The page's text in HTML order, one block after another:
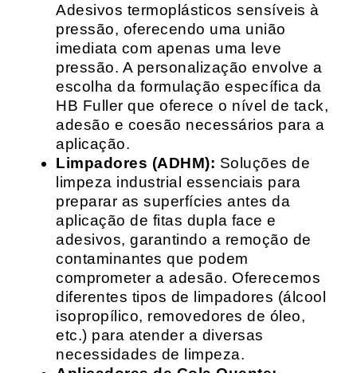
Adesivos termoplásticos sensíveis à
pressão, oferecendo uma união
imediata com apenas uma leve
pressão. A personalização envolve a
escolha da formulação específica da
HB Fuller que oferece o nível de tack,
adesão e coesão necessários para a
aplicação.
Limpadores (ADHM): Soluções de
limpeza industrial essenciais para
preparar as superfícies antes da
aplicação de fitas dupla face e
adesivos, garantindo a remoção de
contaminantes que podem
comprometer a adesão. Oferecemos
diferentes tipos de limpadores (álcool
isopropílico, removedores de óleo,
etc.) para atender a diversas
necessidades de limpeza.